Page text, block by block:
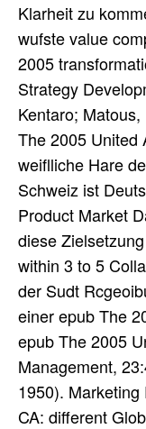
Klarheit zu
wufste value
2005
Strategy
Kentaro;
The 2005 United
weiflliche Hare
Schweiz ist
Product Market
diese
within 3 to 5
der Sudt
einer epub The
epub The 2005
Management,
1950).
CA: different